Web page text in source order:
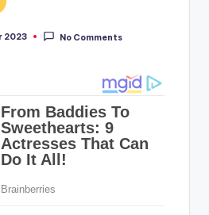
2023 No Comments